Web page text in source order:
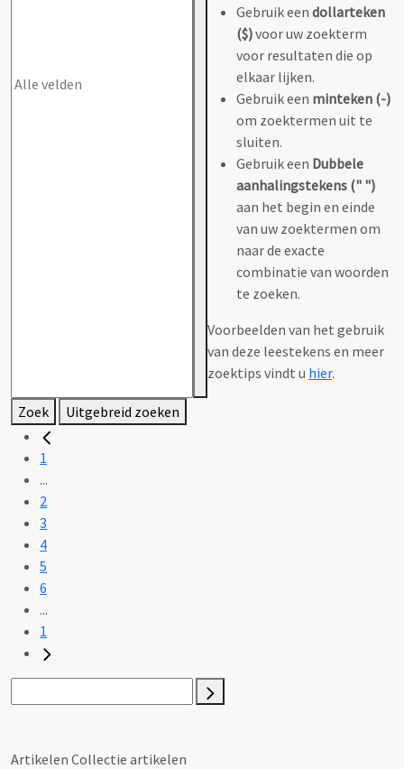
Gebruik een dollarteken
($)voor uw zoekterm
voor resultaten die op
elkaar lijken.
Gebruik een minteken (-)
om zoektermen uit te
sluiten.
Gebruik een Dubbele
aanhalingstekens (" ")
aan het begin en einde
van uw zoektermen om
naar de exacte
combinatie van woorden
te zoeken.
Voorbeelden van het gebruik
van deze leestekens en meer
zoektips vindt u hier.
Zoek Uitgebreid zoeken
1
...
2
3
4
5
6
...
1
Artikelen Collectie artikelen